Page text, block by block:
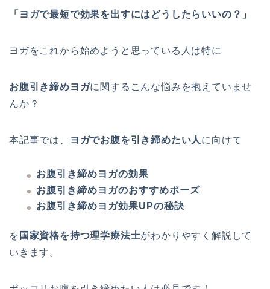
「ヨガで最短で効果を出すにはどうしたらいいの？」
ヨガをこれから始めようと思っている人は特に
お腹引き締めヨガに関するこんな悩みを抱えていませ
んか？
本記事では、 ヨガでお腹を引き締めたい人 に向けて
お腹引き締めヨガの効果
お腹引き締めヨガのおすすめポーズ
お腹引き締めヨガ効果UPの秘訣
を 国家資格を持つ理学療法士がわかりやすく解説して
いきます。